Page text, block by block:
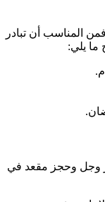
المناسب أن تبادر
ما يلي:
وجل وحجز مقعد في